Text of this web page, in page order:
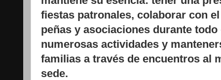
fiestas patronales, colaborar con
peñas y asociaciones durante
numerosas actividades y
familias a través de encuentros al
sede.